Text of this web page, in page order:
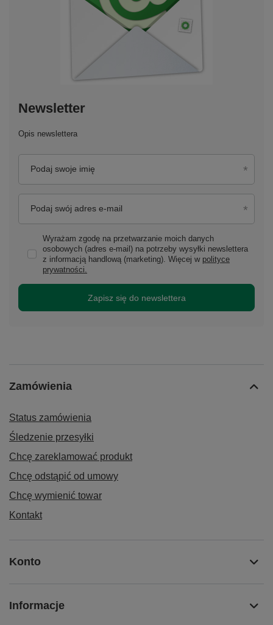
Newsletter
Opis newslettera
Podaj swoje imię
Podaj swój adres e-mail
Wyrażam zgodę na przetwarzanie moich danych
osobowych (adres e-mail) na potrzeby wysyłki newslettera
z informacją handlową (marketing). Więcej w polityce
prywatności.
Zapisz się do newslettera
Zamówienia
Status zamówienia
Śledzenie przesyłki
Chcę zareklamować produkt
Chcę odstąpić od umowy
Chcę wymienić towar
Kontakt
Konto
Informacje